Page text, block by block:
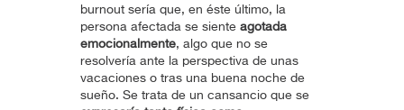
burnout sería que, en éste último, la
persona afectada se siente agotada
emocionalmente, algo que no se
resolvería ante la perspectiva de unas
vacaciones o tras una buena noche de
sueño. Se trata de un cansancio que se